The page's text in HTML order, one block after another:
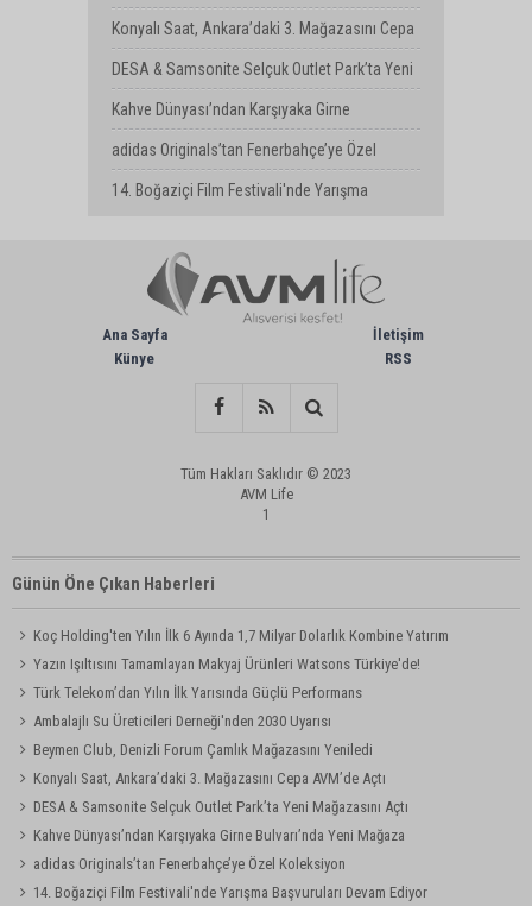
Mağazasını Yeniledi
Konyalı Saat, Ankara’daki 3. Mağazasını Cepa
AVM’de Açtı
DESA & Samsonite Selçuk Outlet Park’ta Yeni
Mağazasını Açtı
Kahve Dünyası’ndan Karşıyaka Girne
Bulvarı’nda Yeni Mağaza
adidas Originals’tan Fenerbahçe’ye Özel
Koleksiyon
14. Boğaziçi Film Festivali'nde Yarışma
Ana Sayfa
Künye
İletişim
RSS
Tüm Hakları Saklıdır © 2023
AVM Life
1
Günün Öne Çıkan Haberleri
Koç Holding'ten Yılın İlk 6 Ayında 1,7 Milyar Dolarlık Kombine Yatırım
Yazın Işıltısını Tamamlayan Makyaj Ürünleri Watsons Türkiye'de!
Türk Telekom’dan Yılın İlk Yarısında Güçlü Performans
Ambalajlı Su Üreticileri Derneği'nden 2030 Uyarısı
Beymen Club, Denizli Forum Çamlık Mağazasını Yeniledi
Konyalı Saat, Ankara’daki 3. Mağazasını Cepa AVM’de Açtı
DESA & Samsonite Selçuk Outlet Park’ta Yeni Mağazasını Açtı
Kahve Dünyası’ndan Karşıyaka Girne Bulvarı’nda Yeni Mağaza
adidas Originals’tan Fenerbahçe’ye Özel Koleksiyon
14. Boğaziçi Film Festivali'nde Yarışma Başvuruları Devam Ediyor